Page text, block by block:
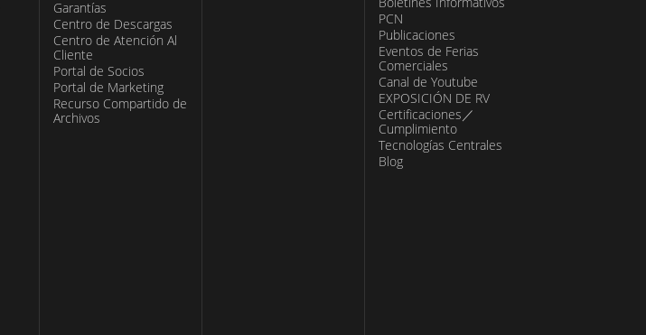
Garantías
Centro de Descargas
Centro de Atención Al
Cliente
Portal de Socios
Portal de Marketing
Recurso Compartido de
Archivos
PCN
Publicaciones
Eventos de Ferias
Comerciales
Canal de Youtube
EXPOSICIÓN DE RV
Certificaciones／
Cumplimiento
Tecnologías Centrales
Blog